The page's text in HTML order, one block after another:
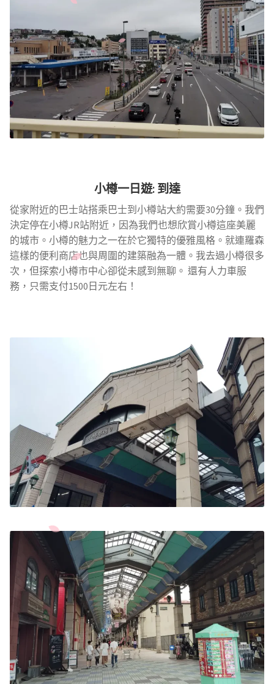
小樽一日遊:到達
從家附近的巴士站搭乘巴士到小樽站大約需要30分鐘。我們
決定停在小樽JR站附近，因為我們也想欣賞小樽這座美麗
的城市。小樽的魅力之一在於它獨特的優雅風格。就連羅森
這樣的便利商店也與周圍的建築融為一體。我去過小樽很多
次，但探索小樽市中心卻從未感到無聊。 還有人力車服
務，只需支付1500日元左右！